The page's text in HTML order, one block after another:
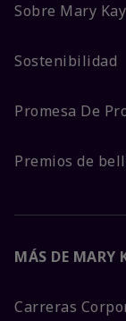
Sobre Mary Kay
Sostenibilidad
Promesa De
Premios de
MÁS DE MARY
Carreras